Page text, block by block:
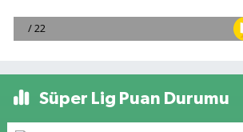
Süper Lig Puan Durumu